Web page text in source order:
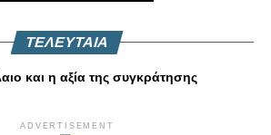
ΤΕΛΕΥΤΑΙΑ
και η αξία της συγκράτησης
ADVERTISEMENT